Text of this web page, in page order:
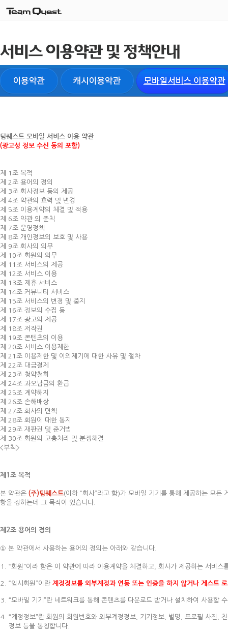
팀퀘스트 모바일 서비스 이용 약관
(광고성 정보 수신 동의 포함)
제 1조 목적
제 2조 용어의 정의
제 3조 회사정보 등의 제공
제 4조 약관의 효력 및 변경
제 5조 이용계약의 체결 및 적용
제 6조 약관 외 준칙
제 7조 운영정책
제 8조 개인정보의 보호 및 사용
제 9조 회사의 의무
제 10조 회원의 의무
제 11조 서비스의 제공
제 12조 서비스 이용
제 13조 제휴 서비스
제 14조 커뮤니티 서비스
제 15조 서비스의 변경 및 중지
제 16조 정보의 수집 등
제 17조 광고의 제공
제 18조 저작권
제 19조 콘텐츠의 이용
제 20조 서비스 이용제한
제 21조 이용제한 및 이의제기에 대한 사유 및 절차
제 22조 대금결제
제 23조 청약철회
제 24조 과오납금의 환급
제 25조 계약해지
제 26조 손해배상
제 27조 회사의 면책
제 28조 회원에 대한 통지
제 29조 재판권 및 준거법
제 30조 회원의 고충처리 및 분쟁해결
<부칙>
제1조 목적
본 약관은 (주)팀퀘스트(이하 “회사”라고 함)가 모바일 기기를 통해 제공하는 모
항을 정하는데 그 목적이 있습니다.
제2조 용어의 정의
① 본 약관에서 사용하는 용어의 정의는 아래와 같습니다.
“회원”이라 함은 이 약관에 따라 이용계약을 체결하고, 회사가 제공하는 서비스
“임시회원”이란 계정정보를 외부계정과 연동 또는 인증을 하지 않거나 게스트
“모바일 기기”란 네트워크를 통해 콘텐츠를 다운로드 받거나 설치하여 사용할
“계정정보”란 회원의 회원번호와 외부계정정보, 기기정보, 별명, 프로필 사진,
정보 등을 통칭합니다.